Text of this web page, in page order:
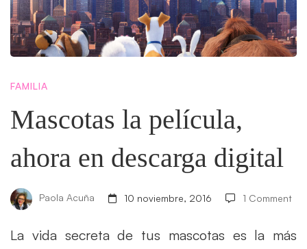
película,
en
descarga
digital
FAMILIA
Mascotas la película,
ahora en descarga digital
Paola Acuña 10 noviembre, 2016 1 Comment
La vida secreta de tus mascotas es la más